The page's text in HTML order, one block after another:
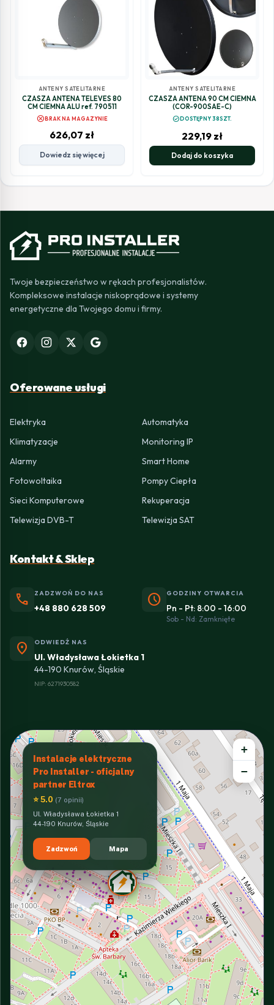
ANTENY SATELITARNE
CZASZA ANTENA TELEVES 80
CM CIEMNA ALU ref. 790511
cancelBRAK NA MAGAZYNIE
626,07 zł
Dowiedz się więcej
ANTENY SATELITARNE
CZASZA ANTENA 90 CM CIEMNA
(COR-900SAE-C)
check_circleDOSTĘPNY 38SZT.
229,19 zł
Dodaj do koszyka
Twoje bezpieczeństwo w rękach profesjonalistów.
Kompleksowe instalacje niskoprądowe i systemy
energetyczne dla Twojego domu i firmy.
Oferowane usługi
Elektryka
Automatyka
Klimatyzacje
Monitoring IP
Alarmy
Smart Home
Fotowoltaika
Pompy Ciepła
Sieci Komputerowe
Rekuperacja
Telewizja DVB-T
Telewizja SAT
Kontakt & Sklep
phone ZADZWOŃ DO NAS
+48 880 628 509 schedule GODZINY OTWARCIA
Pn - Pt: 8:00 - 16:00
Sob - Nd: Zamknięte
location_on ODWIEDŹ NAS
Ul. Władysława Łokietka 1
44-190 Knurów, Śląskie
NIP: 6271930582
Instalacje elektryczne
Pro Installer - oficjalny
partner Eltrox
⭐ 5.0 (7 opinii)
Ul. Władysława Łokietka 1
44-190 Knurów, Śląskie
Zadzwoń Mapa
+
−